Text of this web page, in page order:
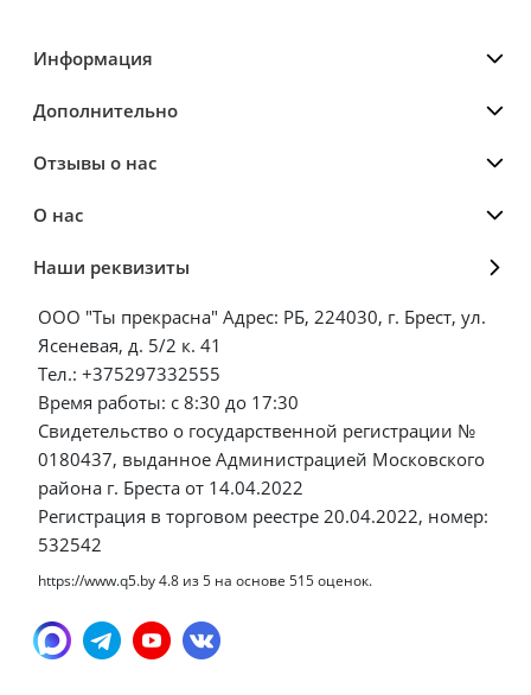
Информация
Дополнительно
Отзывы о нас
О нас
Наши реквизиты
ООО "Ты прекрасна" Адрес: РБ, 224030, г. Брест, ул.
Ясеневая, д. 5/2 к. 41
Тел.: +375297332555
Время работы: с 8:30 до 17:30
Свидетельство о государственной регистрации №
0180437, выданное Администрацией Московского
района г. Бреста от 14.04.2022
Регистрация в торговом реестре 20.04.2022, номер:
532542
https://www.q5.by4.8 из5 на основе 515оценок.